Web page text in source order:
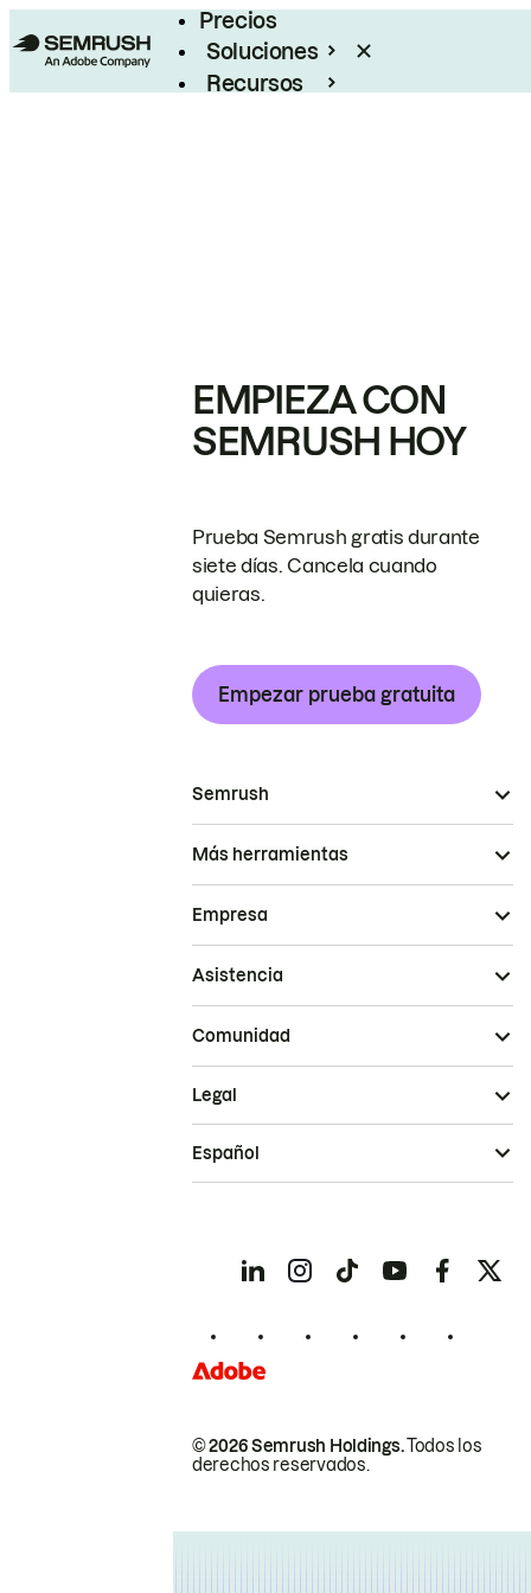
Precios
Soluciones
Recursos
EMPIEZA CON
SEMRUSH HOY
Prueba Semrush gratis durante
siete días. Cancela cuando
quieras.
Empezar prueba gratuita
Semrush
Más herramientas
Empresa
Asistencia
Comunidad
© 2026 Semrush Holdings.Todos los
derechos reservados.
Legal
Español